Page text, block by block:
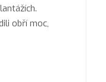
obří moc,